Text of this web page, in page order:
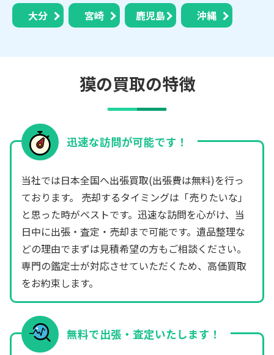
大分 宮崎 鹿児島 沖縄
獏の買取の特徴
迅速な訪問が可能です！
当社では日本全国へ出張買取(出張費は無料)を行っ
ております。 売却するタイミングは「売りたいな」
と思った時がベストです。迅速な訪問を心がけ、当
日中に出張・査定・売却まで可能です。遺品整理な
どの理由でまずは見積希望の方もご相談ください。
専門の鑑定士が対応させていただくため、高価買取
をお約束します。
無料で出張・査定いたします！